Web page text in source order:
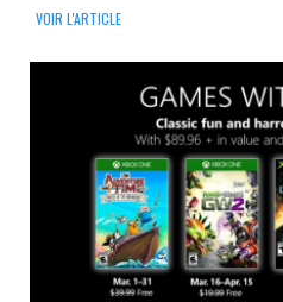
VOIR L'ARTICLE